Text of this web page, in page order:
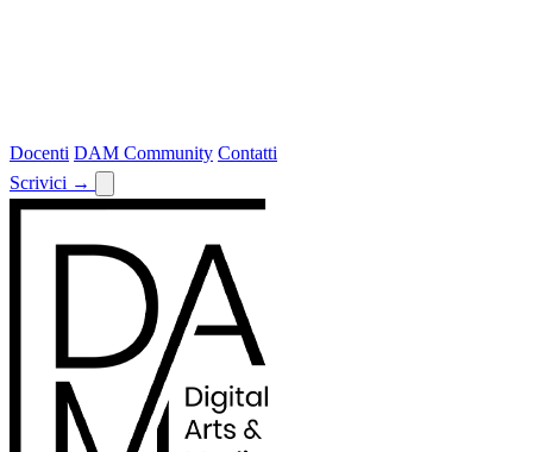
Docenti DAM Community Contatti
Scrivici →